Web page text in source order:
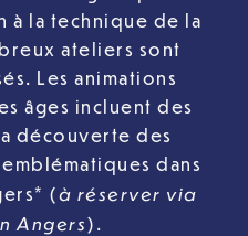
à la technique de la
ateliers sont
Les animations
âges incluent des
découverte des
dans
(à réserver via
Angers).